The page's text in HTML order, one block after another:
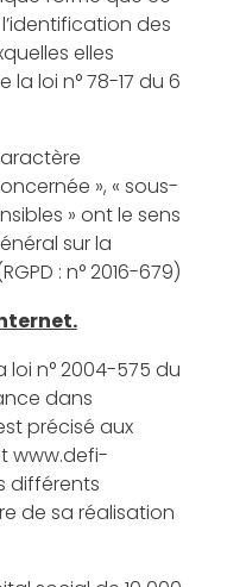
des
elles
la loi n° 78-17 du 6
», « sous-
» ont le sens
sur la
: n° 2016-679)
loi n° 2004-575 du
dans
précisé aux
www.defi-
différents
de sa réalisation